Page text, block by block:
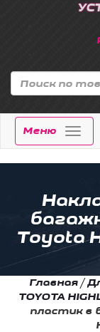
Меню
Toyota
Главная /
TOYOTA
пластик в